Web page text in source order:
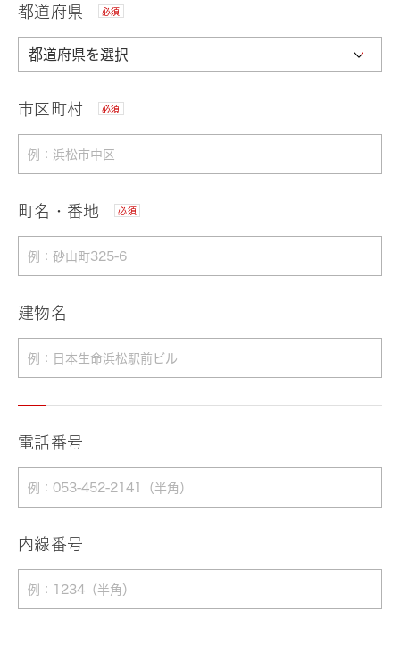
都道府県 必須
市区町村 必須
町名・番地 必須
建物名
電話番号
内線番号